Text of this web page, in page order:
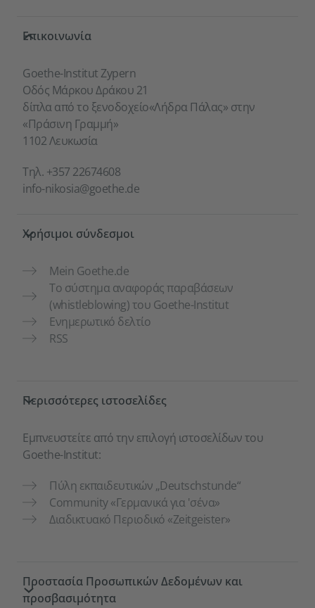
Service- und Informationsbereich
Επικοινωνία
Goethe-Institut Zypern
Οδός Μάρκου Δράκου 21
δίπλα από το ξενοδοχείο«Λήδρα Πάλας» στην
«Πράσινη Γραμμή»
1102 Λευκωσία
Τηλ. +357 22674608
info-nikosia@goethe.de
Χρήσιμοι σύνδεσμοι
Mein Goethe.de
Το σύστημα αναφοράς παραβάσεων
(whistleblowing) του Goethe-Institut
Ενημερωτικό δελτίο
RSS
Περισσότερες ιστοσελίδες
Εμπνευστείτε από την επιλογή ιστοσελίδων του
Goethe-Institut:
Πύλη εκπαιδευτικών „Deutschstunde“
Community «Γερμανικά για 'σένα»
Διαδικτυακό Περιοδικό «Zeitgeister»
Προστασία Προσωπικών Δεδομένων και
προσβασιμότητα